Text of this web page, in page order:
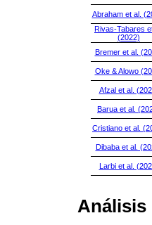
Abraham et al.
Rivas-Tabares et
(2022)
Bremer et al.
Oke & Alowo
Afzal et al.
Barua et al.
Cristiano et al.
Dibaba et al.
Larbi et al.
Análisis